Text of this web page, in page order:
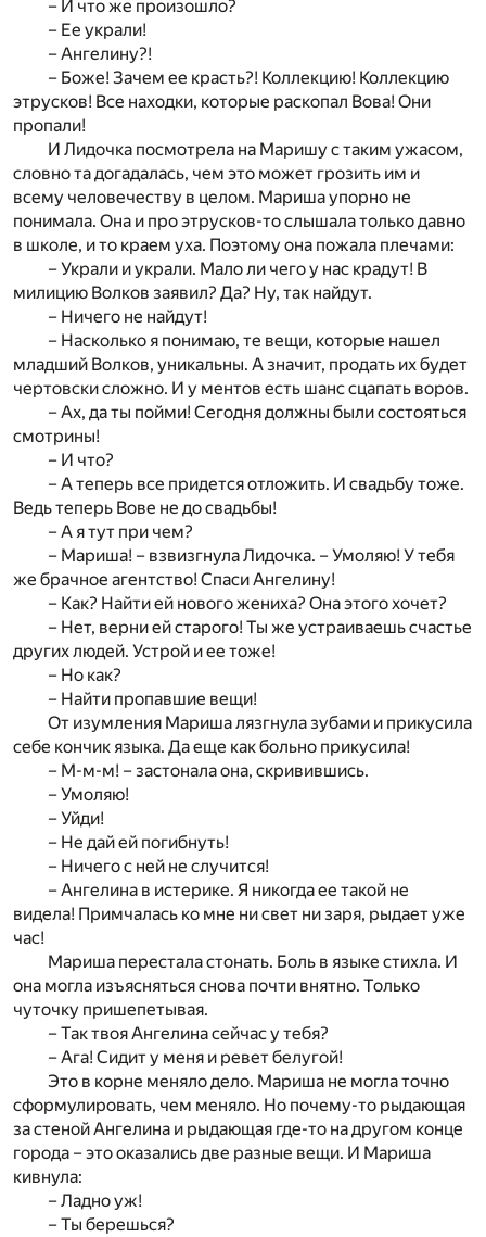
– И что же произошло?
– Ее украли!
– Ангелину?!
– Боже! Зачем ее красть?! Коллекцию! Коллекцию
этрусков! Все находки, которые раскопал Вова! Они
пропали!
И Лидочка посмотрела на Маришу с таким ужасом,
словно та догадалась, чем это может грозить им и
всему человечеству в целом. Мариша упорно не
понимала. Она и про этрусков-то слышала только давно
в школе, и то краем уха. Поэтому она пожала плечами:
– Украли и украли. Мало ли чего у нас крадут! В
милицию Волков заявил? Да? Ну, так найдут.
– Ничего не найдут!
– Насколько я понимаю, те вещи, которые нашел
младший Волков, уникальны. А значит, продать их будет
чертовски сложно. И у ментов есть шанс сцапать воров.
– Ах, да ты пойми! Сегодня должны были состояться
смотрины!
– И что?
– А теперь все придется отложить. И свадьбу тоже.
Ведь теперь Вове не до свадьбы!
– А я тут при чем?
– Мариша! – взвизгнула Лидочка. – Умоляю! У тебя
же брачное агентство! Спаси Ангелину!
– Как? Найти ей нового жениха? Она этого хочет?
– Нет, верни ей старого! Ты же устраиваешь счастье
других людей. Устрой и ее тоже!
– Но как?
– Найти пропавшие вещи!
От изумления Мариша лязгнула зубами и прикусила
себе кончик языка. Да еще как больно прикусила!
– М-м-м! – застонала она, скривившись.
– Умоляю!
– Уйди!
– Не дай ей погибнуть!
– Ничего с ней не случится!
– Ангелина в истерике. Я никогда ее такой не
видела! Примчалась ко мне ни свет ни заря, рыдает уже
час!
Мариша перестала стонать. Боль в языке стихла. И
она могла изъясняться снова почти внятно. Только
чуточку пришепетывая.
– Так твоя Ангелина сейчас у тебя?
– Ага! Сидит у меня и ревет белугой!
Это в корне меняло дело. Мариша не могла точно
сформулировать, чем меняло. Но почему-то рыдающая
за стеной Ангелина и рыдающая где-то на другом конце
города – это оказались две разные вещи. И Мариша
кивнула:
– Ладно уж!
– Ты берешься?